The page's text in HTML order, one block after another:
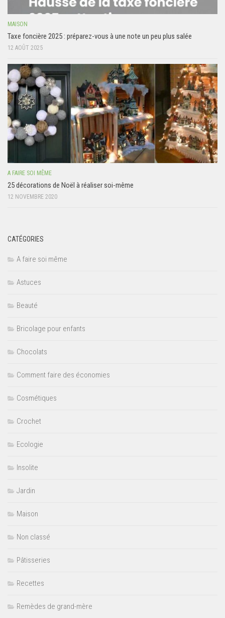
MAISON
Taxe foncière 2025 : préparez-vous à une note un peu plus salée
12 AOÛT 2025
A FAIRE SOI MÊME
25 décorations de Noël à réaliser soi-même
12 NOVEMBRE 2020
CATÉGORIES
A faire soi même
Astuces
Beauté
Bricolage pour enfants
Chocolats
Comment faire des économies
Cosmétiques
Crochet
Ecologie
Insolite
Jardin
Maison
Non classé
Pâtisseries
Recettes
Remèdes de grand-mère